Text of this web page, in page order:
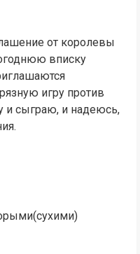
от королевы
вписку
игру против
и сыграю, и надеюсь,